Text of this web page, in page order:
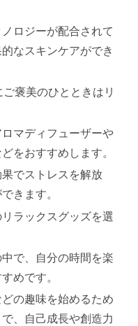
ロジーが配合されて
なスキンケアができ
褒美のひとときはリ
マディフューザーや
をおすすめします。
でストレスを解放
きます。
ラックスグッズを選
で、自分の時間を楽
めです。
の趣味を始めるため
、自己成長や創造力